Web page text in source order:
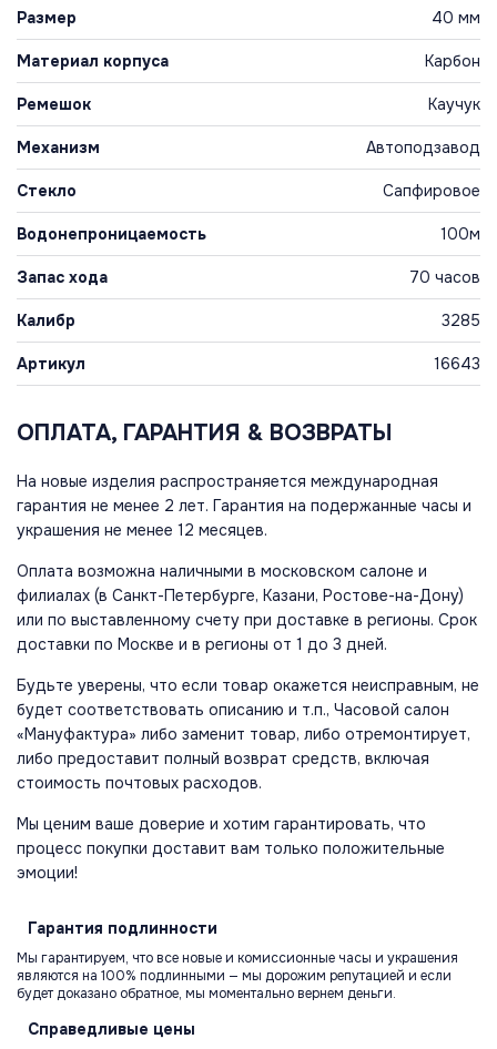
Размер 40 мм
Материал корпуса Карбон
Ремешок Каучук
Механизм Автоподзавод
Стекло Сапфировое
Водонепроницаемость 100м
Запас хода 70 часов
Калибр 3285
Артикул 16643
ОПЛАТА, ГАРАНТИЯ & ВОЗВРАТЫ
На новые изделия распространяется международная
гарантия не менее 2 лет. Гарантия на подержанные часы и
украшения не менее 12 месяцев.
Оплата возможна наличными в московском салоне и
филиалах (в Санкт-Петербурге, Казани, Ростове-на-Дону)
или по выставленному счету при доставке в регионы. Срок
доставки по Москве и в регионы от 1 до 3 дней.
Будьте уверены, что если товар окажется неисправным, не
будет соответствовать описанию и т.п., Часовой салон
«Мануфактура» либо заменит товар, либо отремонтирует,
либо предоставит полный возврат средств, включая
стоимость почтовых расходов.
Мы ценим ваше доверие и хотим гарантировать, что
процесс покупки доставит вам только положительные
эмоции!
Гарантия подлинности
Мы гарантируем, что все новые и комиссионные часы и украшения
являются на 100% подлинными — мы дорожим репутацией и если
будет доказано обратное, мы моментально вернем деньги.
Справедливые цены